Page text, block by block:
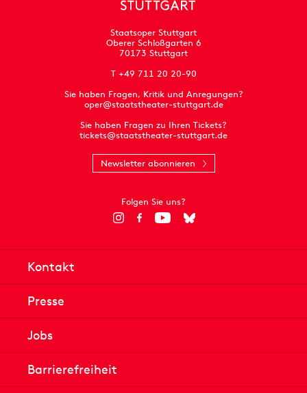
Staatsoper Stuttgart
Oberer Schloßgarten 6
70173 Stuttgart
T +49 711 20 20-90
Sie haben Fragen, Kritik und Anregungen?
oper@staatstheater-stuttgart.de
Sie haben Fragen zu Ihren Tickets?
tickets@staatstheater-stuttgart.de
Newsletter abonnieren
Folgen Sie uns?
Kontakt
Presse
Jobs
Barrierefreiheit